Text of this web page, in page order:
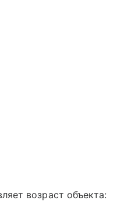
возраст объекта: